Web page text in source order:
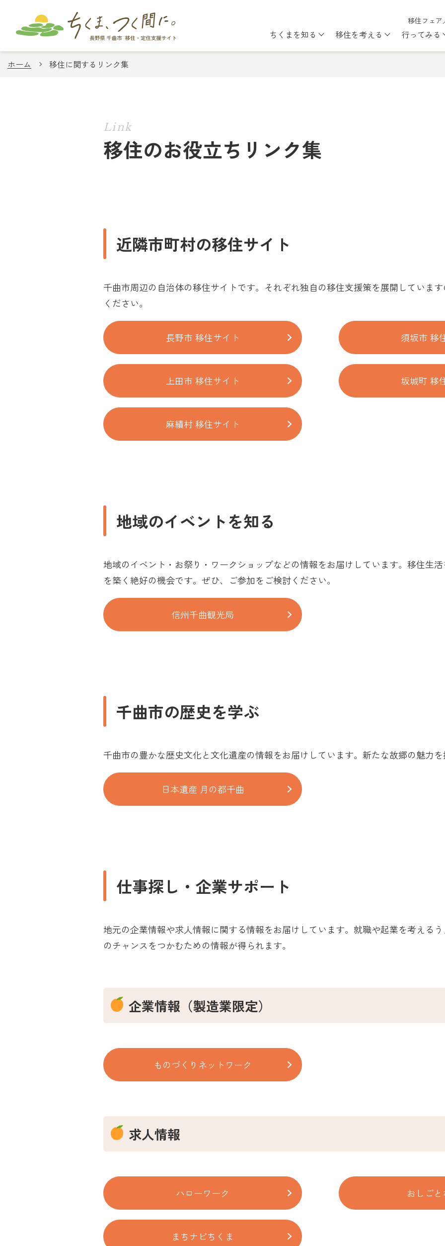
移住フェ
ちくまを知る Show submenu for ちくまを知
移住を考える Show行ってみる
ホーム 移住に関するリンク集
Link
移住のお役立ちリンク集
近隣市町村の移住サイト
千曲市周辺の自治体の移住サイトです。それぞれ独自の移住支援策を展開していま
ください。
長野市 移住サイト 須坂市 移
上田市 移住サイト 坂城町 移
麻績村 移住サイト
地域のイベントを知る
地域のイベント・お祭り・ワークショップなどの情報をお届けしています。移住生
を築く絶好の機会です。ぜひ、ご参加をご検討ください。
信州千曲観光局
千曲市の歴史を学ぶ
千曲市の豊かな歴史文化と文化遺産の情報をお届けしています。新たな故郷の魅力
日本遺産 月の都千曲
仕事探し・企業サポート
地元の企業情報や求人情報に関する情報をお届けしています。就職や起業を考える
のチャンスをつかむための情報が得られます。
企業情報（製造業限定）
ものづくりネットワーク
求人情報
ハローワーク おしご
まちナビちくま